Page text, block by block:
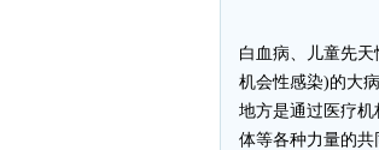
白血病、儿童先
机会性感染)的大
地方是通过医疗
体等各种力量的共